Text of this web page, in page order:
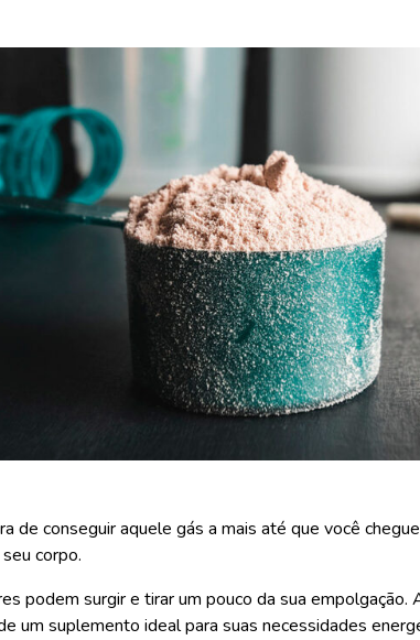
de conseguir aquele gás a mais até que você
corpo.
podem surgir e tirar um pouco da sua
um suplemento ideal para suas necessidades